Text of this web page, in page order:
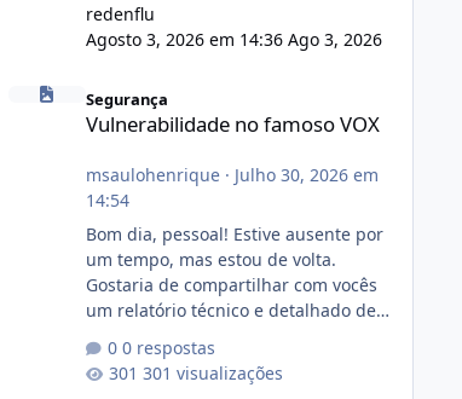
redenflu
Agosto 3, 2026 em 14:36 Ago 3, 2026
Vulnerabilidade no famoso VOX
Segurança
Vulnerabilidade no famoso VOX
msaulohenrique· Julho 30, 2026 em
14:54
Bom dia, pessoal! Estive ausente por
um tempo, mas estou de volta.
Gostaria de compartilhar com vocês
um relatório técnico e detalhado de
conformidade referente
ao VOXPANEL (versão atualmente em
0 respostas
301 visualizações